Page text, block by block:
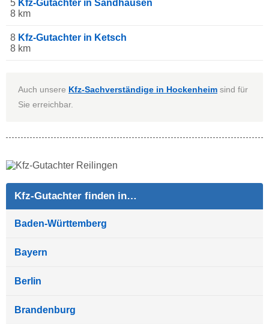
5 Kfz-Gutachter in Sandhausen
8 km
8 Kfz-Gutachter in Ketsch
8 km
Auch unsere Kfz-Sachverständige in Hockenheim sind für
Sie erreichbar.
Kfz-Gutachter finden in…
Baden-Württemberg
Bayern
Berlin
Brandenburg